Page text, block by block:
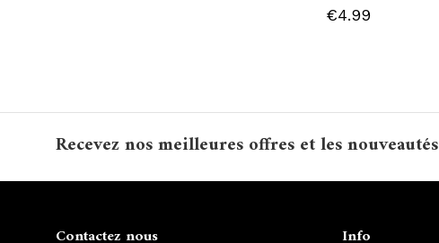
€4.99
Recevez nos meilleures offres et les nouveautés
Contactez nous Info